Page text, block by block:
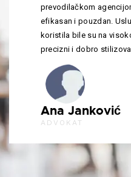
prevodilačkom
efikasan i pouzdan.
koristila bile su na
precizni i dobro
Ana Janković
ADVOKAT